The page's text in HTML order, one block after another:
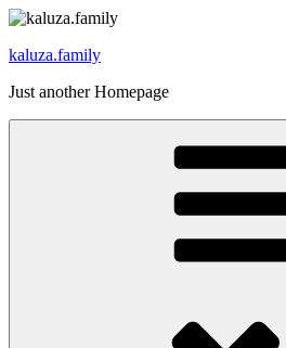
Zum
springen
kaluza.family
Just another Homepage